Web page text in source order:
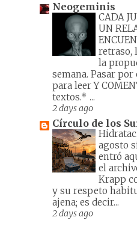
Neogeminis
CADA
UN
retraso,
la
semana. Pasar
para leer Y
textos.* ...
2 days ago
Círculo de los
agosto
entró
el
Krapp
y su respeto
ajena; es decir...
2 days ago